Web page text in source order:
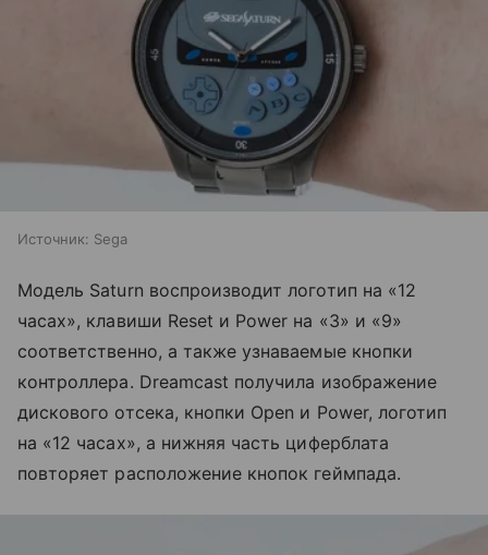
Источник: Sega
Модель Saturn воспроизводит логотип на «12
часах», клавиши Reset и Power на «3» и «9»
соответственно, а также узнаваемые кнопки
контроллера. Dreamcast получила изображение
дискового отсека, кнопки Open и Power, логотип
на «12 часах», а нижняя часть циферблата
повторяет расположение кнопок геймпада.